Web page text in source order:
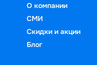
О компании
СМИ
Скидки и акции
Блог